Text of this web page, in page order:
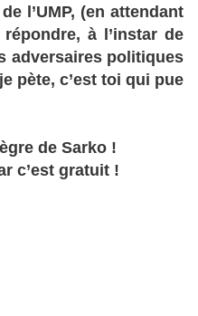
l’UMP, (en attendant
à l’instar de
adversaires politiques
pète, c’est toi qui pue
de Sarko !
c’est gratuit !